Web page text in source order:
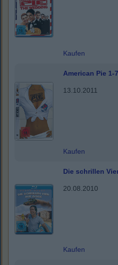
Kaufen
American Pie 1-
13.10.2011
Kaufen
Die schrillen
20.08.2010
Kaufen